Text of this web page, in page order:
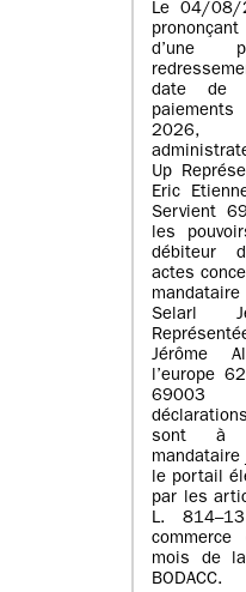
Le 04/08/
d’une
date de
2026,
Up
Eric
Servient
les
débiteur
actes
Selarl
Jérôme
l’europe
69003
sont à
le portail
par les
L.
mois de
BODACC.